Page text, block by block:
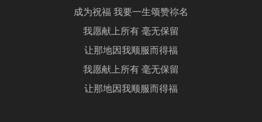
成为祝福 我要一生颂赞祢名
我愿献上所有 毫无保留
让那地因我顺服而得福
我愿献上所有 毫无保留
让那地因我顺服而得福